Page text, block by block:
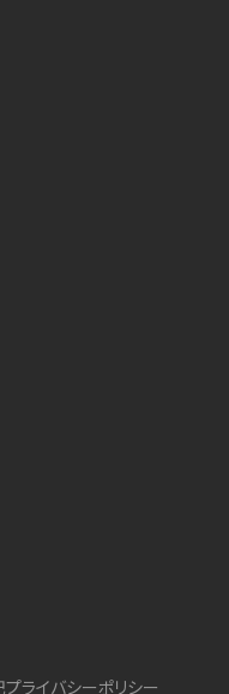
プライバシーポリシー